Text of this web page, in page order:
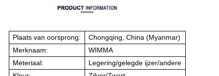
Plaats van oorsprong:
Chongqing, China (Myanmar)
Merknaam:
WIMMA
Meteriaal:
Legering/gelegde ijzer/andere